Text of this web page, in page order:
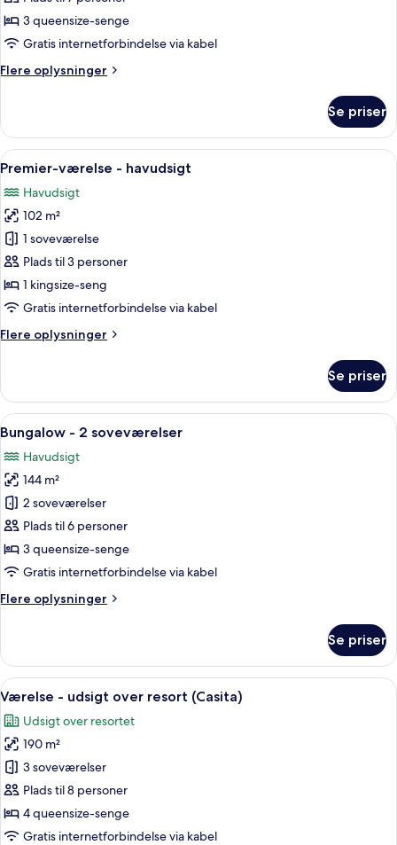
udsigt
over
(Casita)
3 queensize-senge
Gratis internetforbindelse via kabel
Flere oplysninger
Flere
-
udsigt
over
(Casita)
Se priser
Indlæs
alle
billeder
af
Premier-
værelse
-
havudsigt
En rummelig stue med pejs, stort
6
Premier-værelse - havudsigt
Havudsigt
102 m²
1 soveværelse
Plads til 3 personer
1 kingsize-seng
Gratis internetforbindelse via kabel
Flere oplysninger
Flere
værelse
havudsigt
Se priser
Indlæs
alle
billeder
af
Bungalow
-
2
soveværelser
En stue med pejs, loftventilator,
6
Bungalow - 2 soveværelser
Havudsigt
144 m²
2 soveværelser
Plads til 6 personer
3 queensize-senge
Gratis internetforbindelse via kabel
Flere oplysninger
Flere
-
soveværelser
Se priser
Indlæs
alle
billeder
af
Værelse
-
udsigt
over
En rummelig stue med pejs, sofa,
6
Værelse - udsigt over resort (Casita)
Udsigt over resortet
190 m²
3 soveværelser
Plads til 8 personer
4 queensize-senge
Gratis internetforbindelse via kabel